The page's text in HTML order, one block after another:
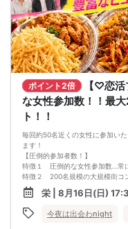
ポイント2倍
【♡恋
な女性参加数！！最
ト！！
毎回約50名近くの女性に参加い
ます！
【圧倒的参加者数！】
特徴１ 圧倒的な女性参加数…常
特徴２ 200名規模の大規模街コ
特徴３ おひとり様大歓迎の街コ
特徴４ 安定的な男女比。男性が
52％女性48％
特徴５ ハイステータス男性限定
栄 | 8月16日(日)
今夜は出会わnight